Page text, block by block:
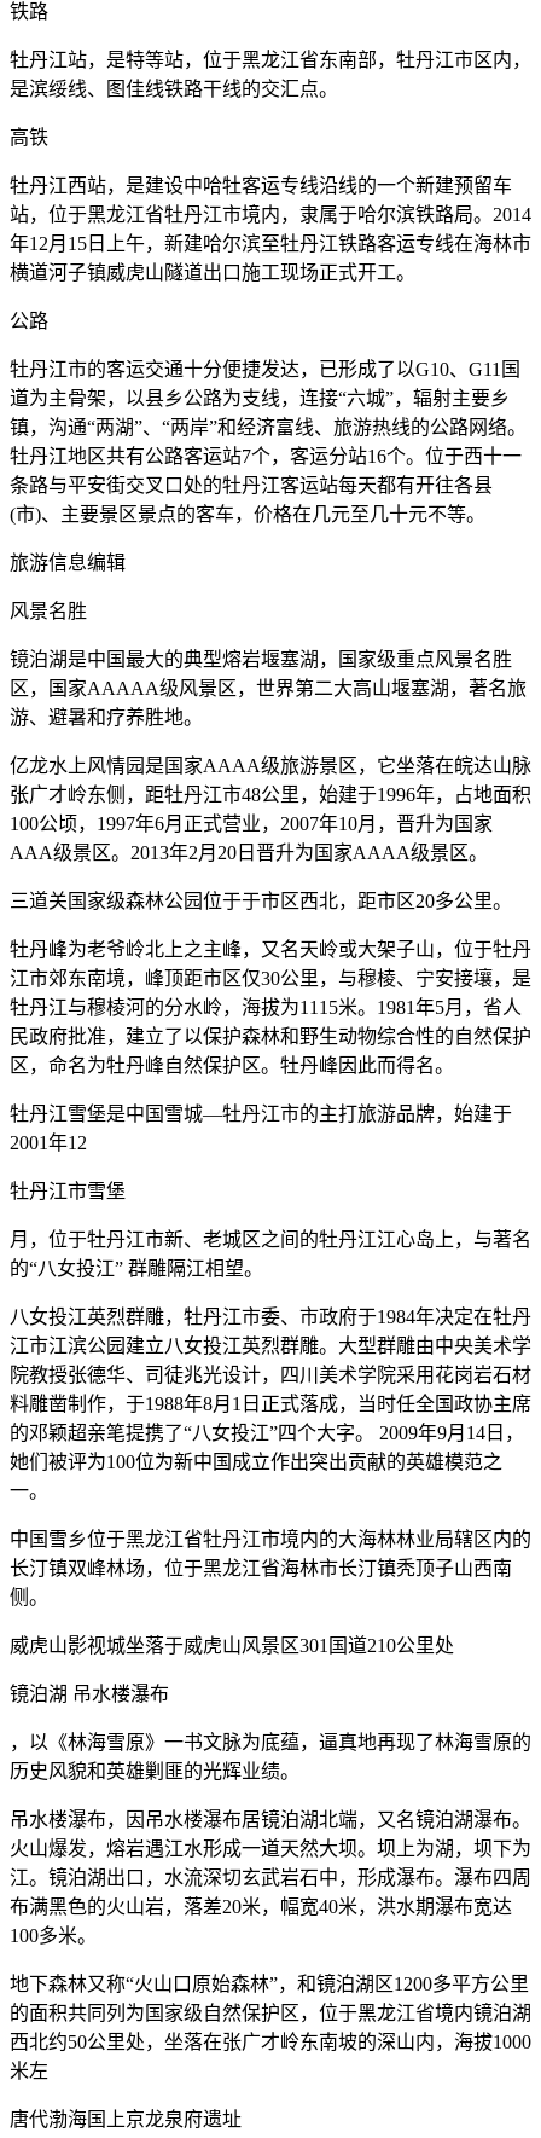
铁路
牡丹江站，是特等站，位于黑龙江省东南部，牡丹江市区内，
是滨绥线、图佳线铁路干线的交汇点。
高铁
牡丹江西站，是建设中哈牡客运专线沿线的一个新建预留车
站，位于黑龙江省牡丹江市境内，隶属于哈尔滨铁路局。2014
年12月15日上午，新建哈尔滨至牡丹江铁路客运专线在海林市
横道河子镇威虎山隧道出口施工现场正式开工。
公路
牡丹江市的客运交通十分便捷发达，已形成了以G10、G11国
道为主骨架，以县乡公路为支线，连接“六城”，辐射主要乡
镇，沟通“两湖”、“两岸”和经济富线、旅游热线的公路网络。
牡丹江地区共有公路客运站7个，客运分站16个。位于西十一
条路与平安街交叉口处的牡丹江客运站每天都有开往各县
(市)、主要景区景点的客车，价格在几元至几十元不等。
旅游信息编辑
风景名胜
镜泊湖是中国最大的典型熔岩堰塞湖，国家级重点风景名胜
区，国家AAAAA级风景区，世界第二大高山堰塞湖，著名旅
游、避暑和疗养胜地。
亿龙水上风情园是国家AAAA级旅游景区，它坐落在皖达山脉
张广才岭东侧，距牡丹江市48公里，始建于1996年，占地面积
100公顷，1997年6月正式营业，2007年10月，晋升为国家
AAA级景区。2013年2月20日晋升为国家AAAA级景区。
三道关国家级森林公园位于于市区西北，距市区20多公里。
牡丹峰为老爷岭北上之主峰，又名天岭或大架子山，位于牡丹
江市郊东南境，峰顶距市区仅30公里，与穆棱、宁安接壤，是
牡丹江与穆棱河的分水岭，海拔为1115米。1981年5月，省人
民政府批准，建立了以保护森林和野生动物综合性的自然保护
区，命名为牡丹峰自然保护区。牡丹峰因此而得名。
牡丹江雪堡是中国雪城—牡丹江市的主打旅游品牌，始建于
2001年12
牡丹江市雪堡
月，位于牡丹江市新、老城区之间的牡丹江江心岛上，与著名
的“八女投江” 群雕隔江相望。
八女投江英烈群雕，牡丹江市委、市政府于1984年决定在牡丹
江市江滨公园建立八女投江英烈群雕。大型群雕由中央美术学
院教授张德华、司徒兆光设计，四川美术学院采用花岗岩石材
料雕凿制作，于1988年8月1日正式落成，当时任全国政协主席
的邓颖超亲笔提携了“八女投江”四个大字。 2009年9月14日，
她们被评为100位为新中国成立作出突出贡献的英雄模范之
一。
中国雪乡位于黑龙江省牡丹江市境内的大海林林业局辖区内的
长汀镇双峰林场，位于黑龙江省海林市长汀镇秃顶子山西南
侧。
威虎山影视城坐落于威虎山风景区301国道210公里处
镜泊湖 吊水楼瀑布
，以《林海雪原》一书文脉为底蕴，逼真地再现了林海雪原的
历史风貌和英雄剿匪的光辉业绩。
吊水楼瀑布，因吊水楼瀑布居镜泊湖北端，又名镜泊湖瀑布。
火山爆发，熔岩遇江水形成一道天然大坝。坝上为湖，坝下为
江。镜泊湖出口，水流深切玄武岩石中，形成瀑布。瀑布四周
布满黑色的火山岩，落差20米，幅宽40米，洪水期瀑布宽达
100多米。
地下森林又称“火山口原始森林”，和镜泊湖区1200多平方公里
的面积共同列为国家级自然保护区，位于黑龙江省境内镜泊湖
西北约50公里处，坐落在张广才岭东南坡的深山内，海拔1000
米左
唐代渤海国上京龙泉府遗址